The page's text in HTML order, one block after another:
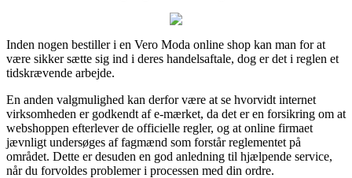
Inden nogen bestiller i en Vero Moda online shop kan man for at
være sikker sætte sig ind i deres handelsaftale, dog er det i reglen et
tidskrævende arbejde.
En anden valgmulighed kan derfor være at se hvorvidt internet
virksomheden er godkendt af e-mærket, da det er en forsikring om at
webshoppen efterlever de officielle regler, og at online firmaet
jævnligt undersøges af fagmænd som forstår reglementet på
området. Dette er desuden en god anledning til hjælpende service,
når du forvoldes problemer i processen med din ordre.